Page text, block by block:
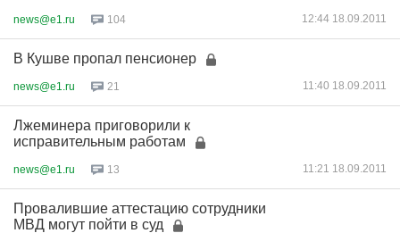
news@e1.ru 104 12:44 18.09.2011
В Кушве пропал пенсионер
news@e1.ru 21 11:40 18.09.2011
Лжеминера приговорили к
исправительным работам
news@e1.ru 13 11:21 18.09.2011
Провалившие аттестацию сотрудники
МВД могут пойти в суд